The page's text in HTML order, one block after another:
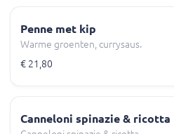
Penne met kip
Warme groenten, currysaus.
€ 21,80
Canneloni spinazie & ricotta